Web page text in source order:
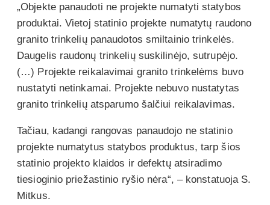
„Objekte panaudoti ne projekte numatyti statybos
produktai. Vietoj statinio projekte numatytų raudono
granito trinkelių panaudotos smiltainio trinkelės.
Daugelis raudonų trinkelių suskilinėjo, sutrupėjo.
(…) Projekte reikalavimai granito trinkelėms buvo
nustatyti netinkamai. Projekte nebuvo nustatytas
granito trinkelių atsparumo šalčiui reikalavimas.
Tačiau, kadangi rangovas panaudojo ne statinio
projekte numatytus statybos produktus, tarp šios
statinio projekto klaidos ir defektų atsiradimo
tiesioginio priežastinio ryšio nėra“, – konstatuoja S.
Mitkus.